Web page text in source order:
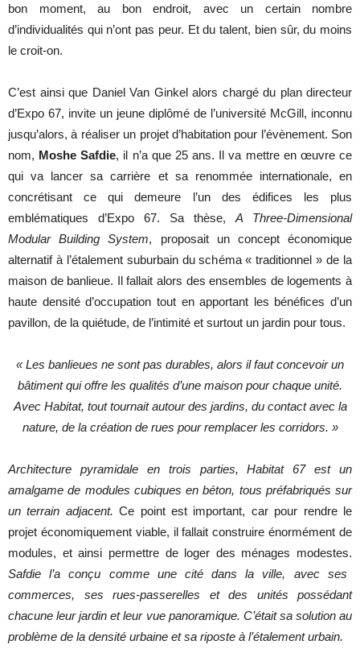
bon moment, au bon endroit, avec un certain nombre
d’individualités qui n’ont pas peur. Et du talent, bien sûr, du moins
le croit-on.
C’est ainsi que Daniel Van Ginkel alors chargé du plan directeur
d’Expo 67, invite un jeune diplômé de l’université McGill, inconnu
jusqu’alors, à réaliser un projet d’habitation pour l’évènement. Son
nom, Moshe Safdie, il n’a que 25 ans. Il va mettre en œuvre ce
qui va lancer sa carrière et sa renommée internationale, en
concrétisant ce qui demeure l’un des édifices les plus
emblématiques d’Expo 67. Sa thèse, A Three-Dimensional
Modular Building System, proposait un concept économique
alternatif à l’étalement suburbain du schéma « traditionnel » de la
maison de banlieue. Il fallait alors des ensembles de logements à
haute densité d’occupation tout en apportant les bénéfices d’un
pavillon, de la quiétude, de l’intimité et surtout un jardin pour tous.
« Les banlieues ne sont pas durables, alors il faut concevoir un
bâtiment qui offre les qualités d’une maison pour chaque unité.
Avec Habitat, tout tournait autour des jardins, du contact avec la
nature, de la création de rues pour remplacer les corridors. »
Architecture pyramidale en trois parties, Habitat 67 est un
amalgame de modules cubiques en béton, tous préfabriqués sur
un terrain adjacent.Ce point est important, car pour rendre le
projet économiquement viable, il fallait construire énormément de
modules, et ainsi permettre de loger des ménages modestes.
Safdie l’a conçu comme une cité dans la ville, avec ses
commerces, ses rues-passerelles et des unités possédant
chacune leur jardin et leur vue panoramique. C’était sa solution au
problème de la densité urbaine et sa riposte à l’étalement urbain.